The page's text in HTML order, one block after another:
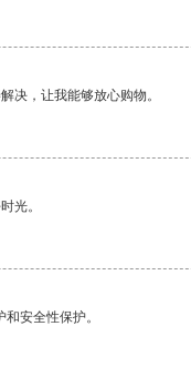
决，让我能够放心购物。
光。
安全性保护。